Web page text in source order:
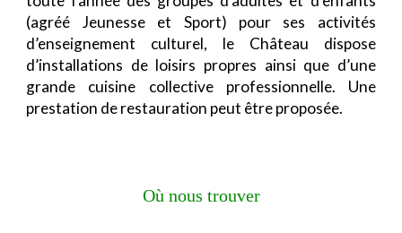
(agréé Jeunesse et Sport) pour ses activités
d’enseignement culturel, le Château dispose
d’installations de loisirs propres ainsi que d’une
grande cuisine collective professionnelle. Une
prestation de restauration peut être proposée.
Où nous trouver